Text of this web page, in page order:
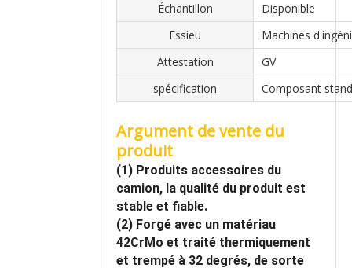
Échantillon
Disponible
Essieu
Machines
Attestation
GV
spécification
Composant
Argument de vente du
produit
(1) Produits accessoires du
camion, la qualité du produit est
stable et fiable.
(2) Forgé avec un matériau
42CrMo et traité thermiquement
et trempé à 32 degrés, de sorte